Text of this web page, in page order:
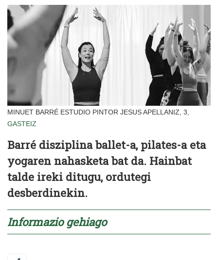
MINUET BARRÉ ESTUDIO PINTOR JESUS APELLANIZ, 3,
GASTEIZ
Barré disziplina ballet-a, pilates-a eta
yogaren nahasketa bat da. Hainbat
talde ireki ditugu, ordutegi
desberdinekin.
Informazio gehiago